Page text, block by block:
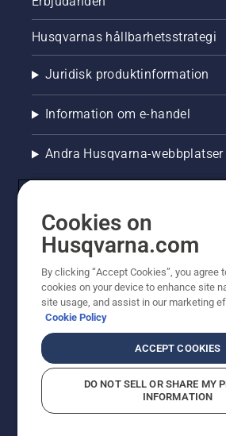
Husqvarnas hållbarhetsstrategi
Juridisk produktinformation
Information om e-handel
Andra Husqvarna-webbplatser
© Husqvarna AB (publ). All rights
som visas är rekommenderade
priser är rekommenderade
moms) om inte produkten är
CookiepolicyAnvändningsvillkor
Företagsinformation
Cookies on
Husqvarna.com
By clicking “Accept Cookies”, you agree
cookies on your device to enhance site
site usage, and assist in our marketing
Cookie Policy
ACCEPT COOKIES
DO NOT SELL OR SHARE MY
INFORMATION